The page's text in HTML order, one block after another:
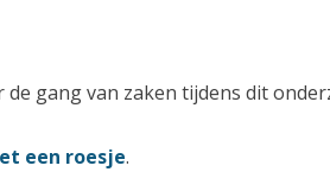
gang van zaken tijdens dit
een roesje.